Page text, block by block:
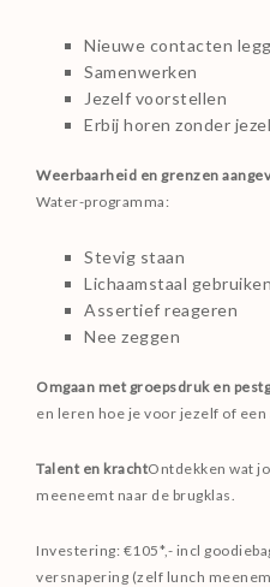
Nieuwe contacten
Samenwerken
Jezelf voorstellen
Erbij horen zonder
Weerbaarheid en grenzen
Water-programma:
Stevig staan
Lichaamstaal gebruiken
Assertief reageren
Nee zeggen
Omgaan met groepsdruk en
en leren hoe je voor jezelf of een
Talent en krachtOntdekken wat
meeneemt naar de brugklas.
Investering: €105*,- incl
versnapering (zelf lunch